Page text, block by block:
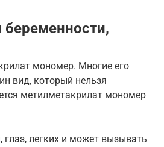
беременности,
мономер. Многие его
вид, который нельзя
метилметакрилат мономер
легких и может вызывать